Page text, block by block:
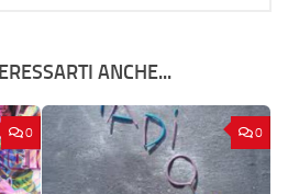
ANCHE...
0 0